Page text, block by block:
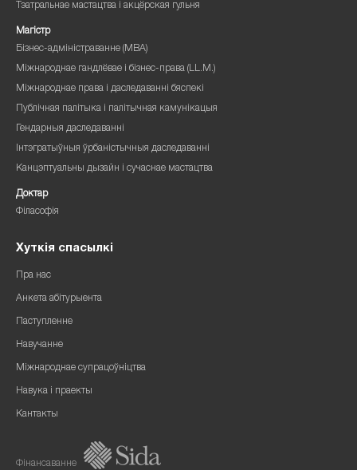
Тэатральнае мастацтва і акцёрская гульня
Магістр
Бізнес-адміністраванне (MBA)
Міжнароднае гандлёвае і бізнес-права (LL.M.)
Міжнароднае права і даследаванні бяспекі
Публічная палітыка і палітычная камунікацыя
Гендарныя даследаванні
Інтэгратыўныя ўрбаністычныя даследаванні
Канцэптуальны дызайн і сучаснае мастацтва
Доктар
Філасофія
Хуткія спасылкі
Пра нас
Анкета абітурыента
Паступленне
Навучанне
Міжнароднае супрацоўніцтва
Навука і праекты
Кантакты
Фінансаванне